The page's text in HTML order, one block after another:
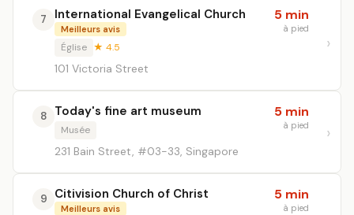
7 International Evangelical Church
Meilleurs avis
Église ★ 4.5
101 Victoria Street
5 min
à pied
8 Today's fine art museum
Musée
231 Bain Street, #03-33, Singapore
5 min
à pied
9 Citivision Church of Christ
Meilleurs avis
5 min
à pied